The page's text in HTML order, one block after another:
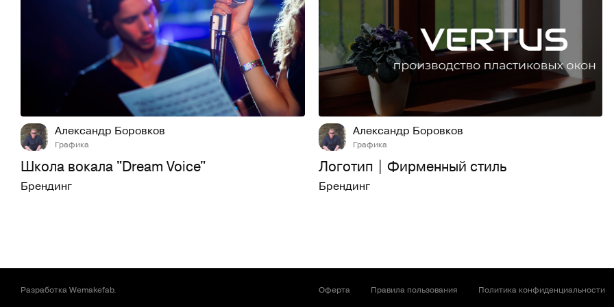
16 753
Александр Боровков
Графика
Школа вокала "Dream Voice"
Брендинг
14
Александр Боровков
Графика
Логотип | Фирменный стиль
Брендинг
РазработкаWemakefab. Оферта Правила пользования Политика конфиденциальности